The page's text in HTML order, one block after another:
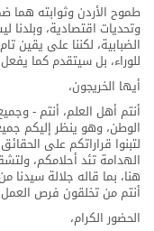
طموح الأردن وثوابته هما
وتحديات اقتصادية،
الضبابية، لكننا على يقين
للوراء، بل سيتقدم كما
أيها الخريجون،
أنتم أهل العلم، أنتم -
الوطن، وهو ينظر إليكم
لتبنوا قراراتكم على
الهدامة تئد أحلامكم،
هنا، بما قاله جلالة
أنتم من تخلقون فرص
الحضور الكرام،